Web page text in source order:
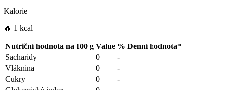
Kalorie
🔥 1 kcal
Nutriční hodnota na 100 g Value % Denní hodnota*
Sacharidy
0
-
Vláknina
0
-
Cukry
0
-